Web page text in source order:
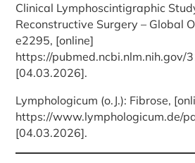
Clinical Lymphoscintigraphic
Reconstructive Surgery – Global
e2295, [online]
https://pubmed.ncbi.nlm.nih.gov/
[04.03.2026].
Lymphologicum (o.J.): Fibrose,
https://www.lymphologicum.de/
[04.03.2026].